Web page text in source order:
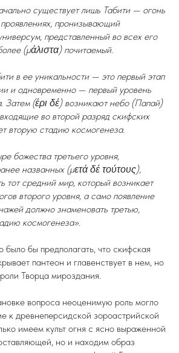
существует лишь Табити — огонь
пронизывающий
представленный во всех его
(μάλιστα) почитаемый.
в ее уникальности — это первый этап
и одновременно — первый уровень
Затем (έρι δέ) возникают небо (Папай)
во второй разряд скифских
вторую стадию космогенеза.
божества третьего уровня,
названных (μετά δέ τούτους),
тот средний мир, который возникает
второго уровня, а само появление
должно знаменовать третью,
космогенеза».
было бы предполагать, что скифская
пантеон и главенствует в нем, но
Творца мироздания.
вопроса неоценимую роль могло
к древнеперсидской зороастрийской
имеем культ огня с ясно выраженной
но и находим образ